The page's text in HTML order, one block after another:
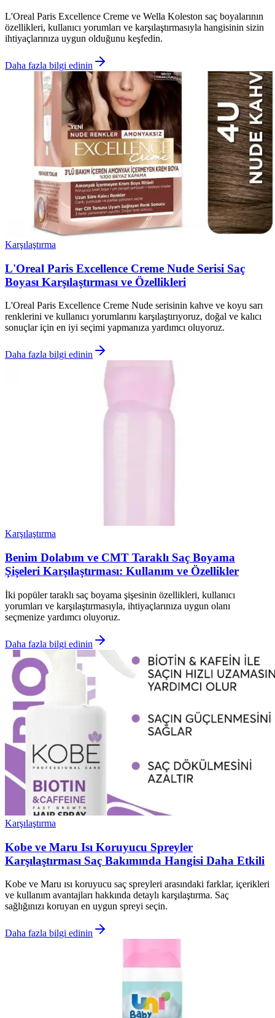
L'Oreal Paris Excellence Creme ve Wella Koleston saç boyalarının
özellikleri, kullanıcı yorumları ve karşılaştırmasıyla hangisinin sizin
ihtiyaçlarınıza uygun olduğunu keşfedin.
Daha fazla bilgi edinin
Karşılaştırma
L'Oreal Paris Excellence Creme Nude Serisi Saç
Boyası Karşılaştırması ve Özellikleri
L'Oreal Paris Excellence Creme Nude serisinin kahve ve koyu sarı
renklerini ve kullanıcı yorumlarını karşılaştırıyoruz, doğal ve kalıcı
sonuçlar için en iyi seçimi yapmanıza yardımcı oluyoruz.
Daha fazla bilgi edinin
Karşılaştırma
Benim Dolabım ve CMT Taraklı Saç Boyama
Şişeleri Karşılaştırması: Kullanım ve Özellikler
İki popüler taraklı saç boyama şişesinin özellikleri, kullanıcı
yorumları ve karşılaştırmasıyla, ihtiyaçlarınıza uygun olanı
seçmenize yardımcı oluyoruz.
Daha fazla bilgi edinin
Karşılaştırma
Kobe ve Maru Isı Koruyucu Spreyler
Karşılaştırması Saç Bakımında Hangisi Daha Etkili
Kobe ve Maru ısı koruyucu saç spreyleri arasındaki farklar, içerikleri
ve kullanım avantajları hakkında detaylı karşılaştırma. Saç
sağlığınızı koruyan en uygun spreyi seçin.
Daha fazla bilgi edinin